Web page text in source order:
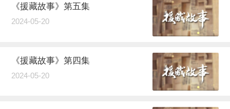
《援藏故事》第五集
2024-05-20
《援藏故事》第四集
2024-05-20